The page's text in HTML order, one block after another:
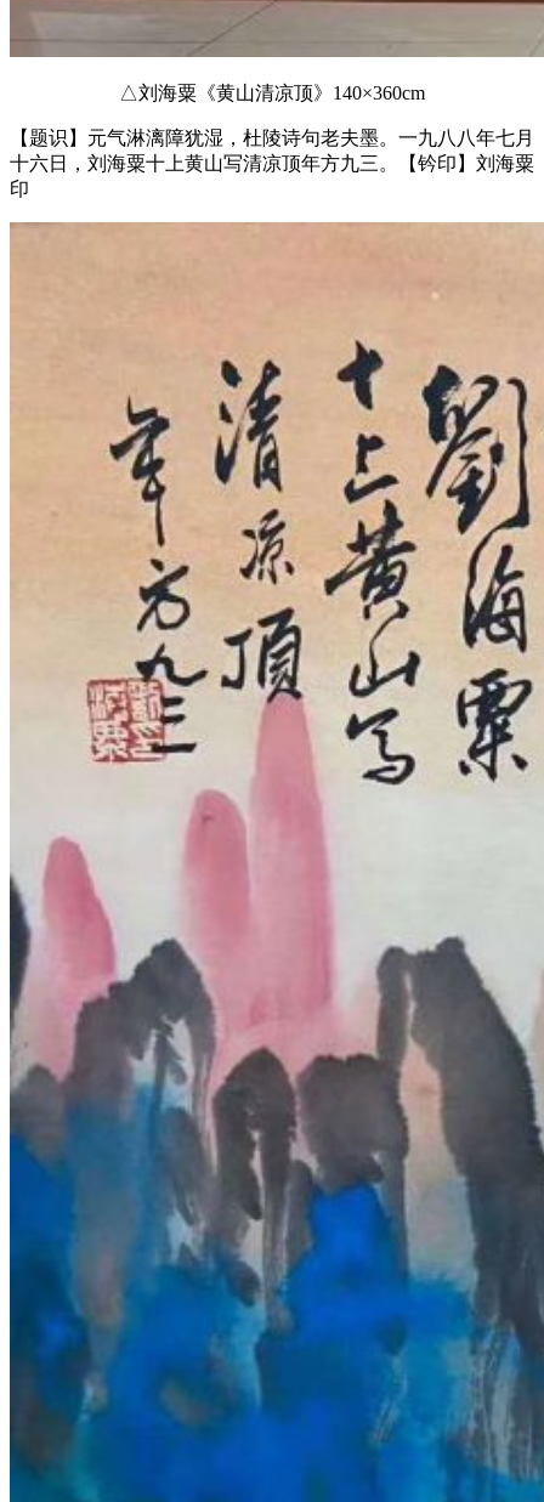
△刘海粟《黄山清凉顶》140×360cm
【题识】元气淋漓障犹湿，杜陵诗句老夫墨。一九八八年七月
十六日，刘海粟十上黄山写清凉顶年方九三。【钤印】刘海粟
印